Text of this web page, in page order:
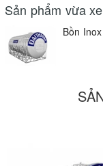
Sản phẩm vừa
Bồn